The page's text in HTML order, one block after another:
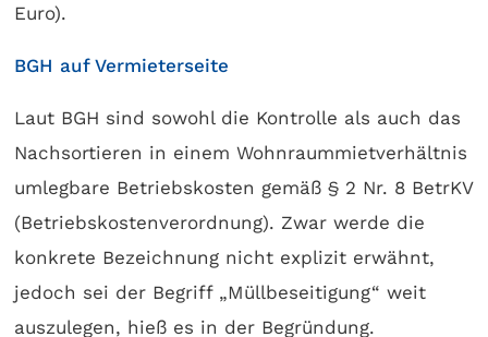
Euro).
BGH auf Vermieterseite
Laut BGH sind sowohl die Kontrolle als auch das
Nachsortieren in einem Wohnraummietverhältnis
umlegbare Betriebskosten gemäß § 2 Nr. 8 BetrKV
(Betriebskostenverordnung). Zwar werde die
konkrete Bezeichnung nicht explizit erwähnt,
jedoch sei der Begriff „Müllbeseitigung“ weit
auszulegen, hieß es in der Begründung.